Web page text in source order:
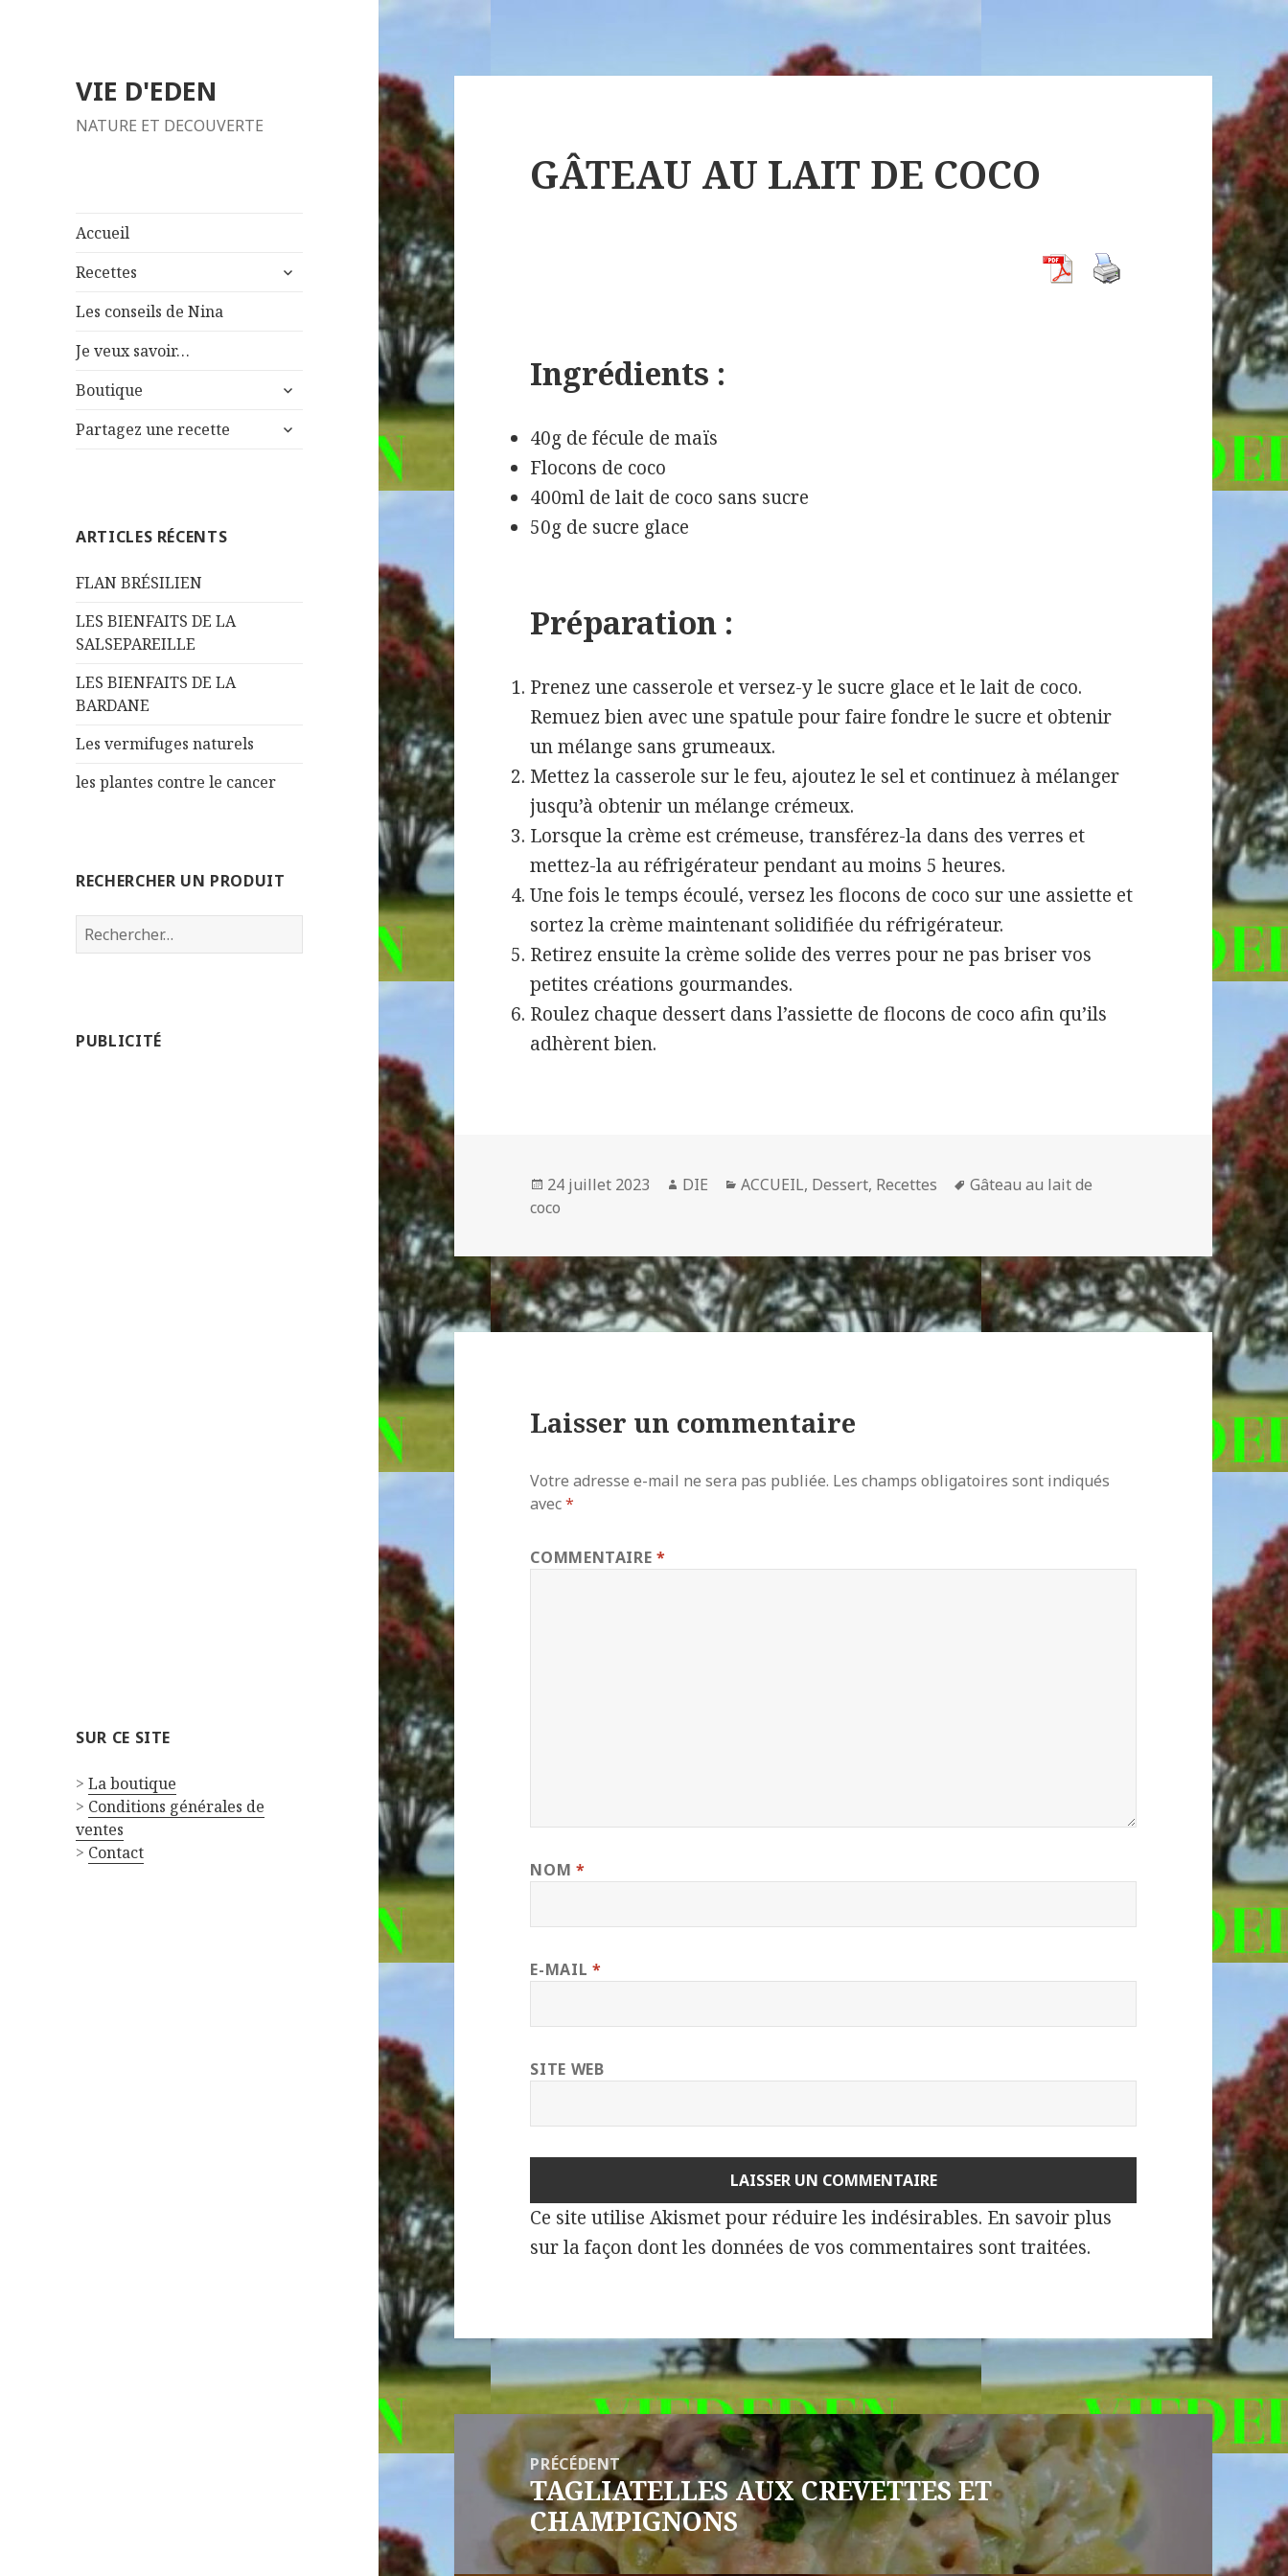
VIE D'EDEN
NATURE ET DECOUVERTE
Accueil
Recettes
ouvrir
Les conseils de Nina
Je veux savoir…
Boutique
ouvrir
sous-
Partagez une recette
ouvrir
ARTICLES RÉCENTS
FLAN BRÉSILIEN
LES BIENFAITS DE LA
SALSEPAREILLE
LES BIENFAITS DE LA
BARDANE
Les vermifuges naturels
les plantes contre le cancer
RECHERCHER UN PRODUIT
Rechercher :
PUBLICITÉ
SUR CE SITE
>La boutique
> Conditions générales de
ventes
> Contact
GÂTEAU AU LAIT DE COCO
Ingrédients :
40g de fécule de maïs
Flocons de coco
400ml de lait de coco sans sucre
50g de sucre glace
Préparation :
Prenez une casserole et versez-y le sucre glace et le lait de coco.
Remuez bien avec une spatule pour faire fondre le sucre et obtenir
un mélange sans grumeaux.
Mettez la casserole sur le feu, ajoutez le sel et continuez à mélanger
jusqu’à obtenir un mélange crémeux.
Lorsque la crème est crémeuse, transférez-la dans des verres et
mettez-la au réfrigérateur pendant au moins 5 heures.
Une fois le temps écoulé, versez les flocons de coco sur une assiette et
sortez la crème maintenant solidifiée du réfrigérateur.
Retirez ensuite la crème solide des verres pour ne pas briser vos
petites créations gourmandes.
Roulez chaque dessert dans l’assiette de flocons de coco afin qu’ils
adhèrent bien.
Publié
le
24 juillet 2023 Auteur
DIE Catégories
ACCUEIL, Dessert, Recettes
Mots-
Gâteau au lait de
coco
Laisser un commentaire
Votre adresse e-mail ne sera pas publiée. Les champs obligatoires sont indiqués
avec*
COMMENTAIRE*
NOM *
E-MAIL *
SITE WEB
Ce site utilise Akismet pour réduire les indésirables. En savoir plus
sur la façon dont les données de vos commentaires sont traitées.
Navigation
de
l’article
PRÉCÉDENT
Article
précédent :
TAGLIATELLES AUX CREVETTES ET
CHAMPIGNONS